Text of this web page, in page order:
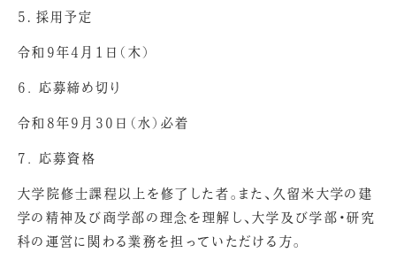
5．採用予定
令和9年4月1日（木）
6. 応募締め切り
令和8年9月30日（水）必着
7. 応募資格
大学院修士課程以上を修了した者。また、久留米大学の建
学の精神及び商学部の理念を理解し、大学及び学部・研究
科の運営に関わる業務を担っていただける方。